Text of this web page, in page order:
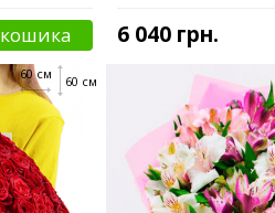
6 040 грн.
60 см
60 см